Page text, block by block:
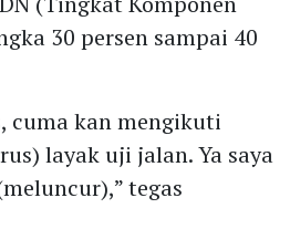
30 persen sampai 40
cuma kan mengikuti
layak uji jalan. Ya saya
tegas